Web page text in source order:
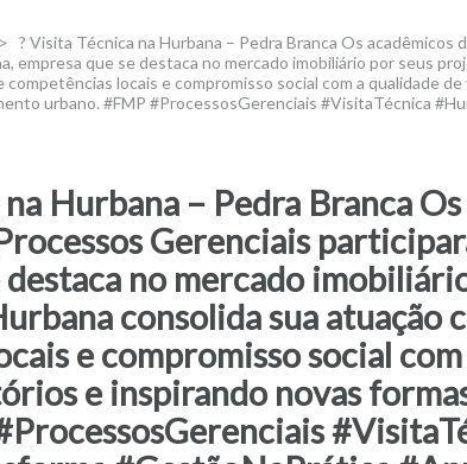
> ? Visita Técnica na Hurbana – Pedra Branca Os
empresa que se destaca no mercado imobiliário por seus
competências locais e compromisso social com a qualidade
urbano. #FMP #ProcessosGerenciais #VisitaTécnica
Hurbana – Pedra Branca
Gerenciais
destaca no mercado
consolida sua atuação
e compromisso social
e inspirando novas